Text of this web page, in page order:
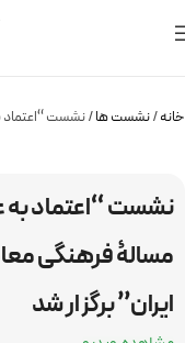
خانه نشست ها نشست “اعتماد
نشست “اعتماد به
مسالۀ فرهنگی
ایران” برگزار شد